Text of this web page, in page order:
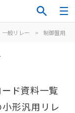
一般リレー > 制御盤用
ド資料一覧
形汎用リレ